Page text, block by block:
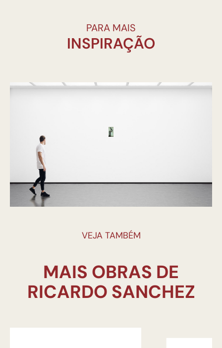
PARA MAIS
INSPIRAÇÃO
VEJA TAMBÉM
MAIS OBRAS DE